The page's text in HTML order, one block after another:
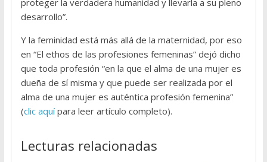
desarrollo”.
Y la feminidad está más allá de la maternidad, por eso
en “El ethos de las profesiones femeninas” dejó dicho
que toda profesión “en la que el alma de una mujer es
dueña de sí misma y que puede ser realizada por el
alma de una mujer es auténtica profesión femenina”
(clic aquípara leer artículo completo).
Lecturas relacionadas